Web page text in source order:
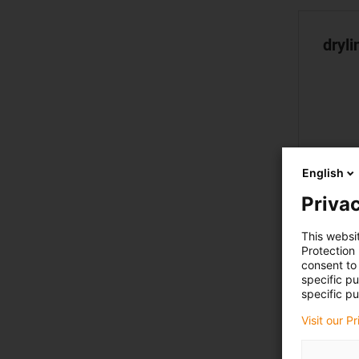
English
This
Protection
consent
specific
specific
Visit our